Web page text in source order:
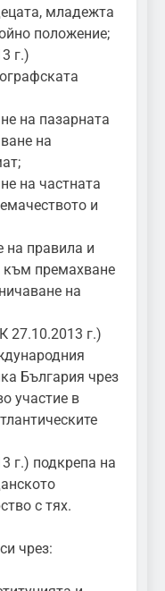
младежта
положение;
г.)
на пазарната
на
на частната
и
на правила и
към премахване
на
27.10.2013 г.)
България чрез
участие в
г.) подкрепа на
с тях.
чрез: